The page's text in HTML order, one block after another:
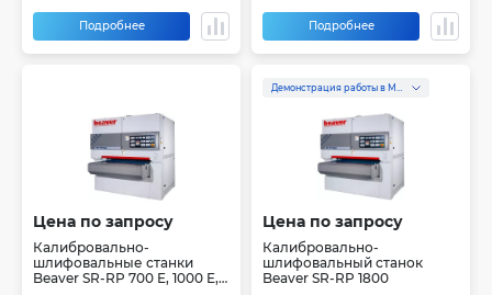
Подробнее Подробнее
Цена по запросу
Калибровально-
шлифовальные станки
Beaver SR-RP 700 E, 1000 E,
Демонстрация работы в Москве
Цена по запросу
Калибровально-
шлифовальный станок
Beaver SR-RP 1800